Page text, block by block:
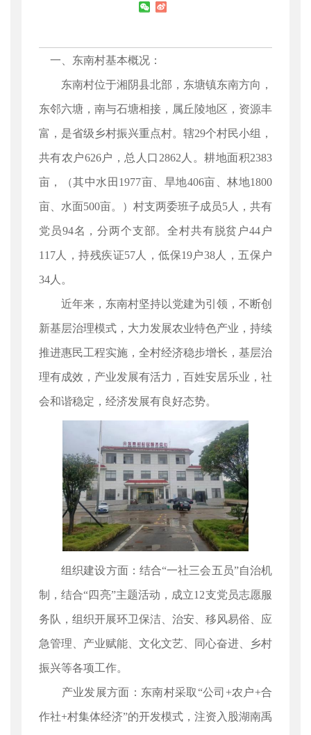
一、东南村基本概况：
东南村位于湘阴县北部，东塘镇东南方向，
东邻六塘，南与石塘相接，属丘陵地区，资源丰
富，是省级乡村振兴重点村。辖29个村民小组，
共有农户626户，总人口2862人。耕地面积2383
亩，（其中水田1977亩、旱地406亩、林地1800
亩、水面500亩。）村支两委班子成员5人，共有
党员94名，分两个支部。全村共有脱贫户44户
117人，持残疾证57人，低保19户38人，五保户
34人。
近年来，东南村坚持以党建为引领，不断创
新基层治理模式，大力发展农业特色产业，持续
推进惠民工程实施，全村经济稳步增长，基层治
理有成效，产业发展有活力，百姓安居乐业，社
会和谐稳定，经济发展有良好态势。
组织建设方面：结合“一社三会五员”自治机
制，结合“四亮”主题活动，成立12支党员志愿服
务队，组织开展环卫保洁、治安、移风易俗、应
急管理、产业赋能、文化文艺、同心奋进、乡村
振兴等各项工作。
产业发展方面：东南村采取“公司+农户+合
作社+村集体经济”的开发模式，注资入股湖南禹